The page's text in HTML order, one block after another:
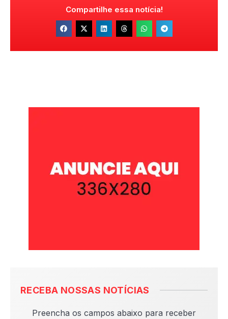
Compartilhe essa notícia!
RECEBA NOSSAS NOTÍCIAS
Preencha os campos abaixo para receber